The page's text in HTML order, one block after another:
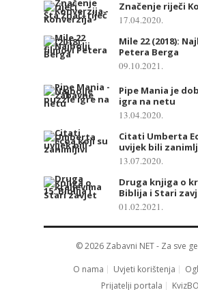
Značenje riječi
17.04.2020.
Mile 22 (2018):
Petera Berga
09.10.2021.
Pipe Mania je
igra na netu
13.04.2020.
Citati Umberta
uvijek bili
13.07.2020.
Druga knjiga o
Biblija i Stari
01.02.2021.
© 2026 Zabavni NET- Za sve
O nama
Uvjeti korištenja
Prijatelji portala